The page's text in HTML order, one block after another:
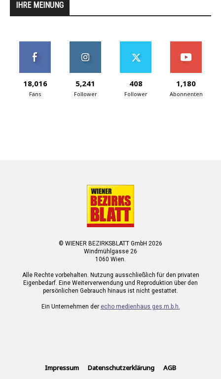
IHRE MEINUNG
18,016
Fans
5,241
Follower
408
Follower
1,180
Abonnenten
© WIENER BEZIRKSBLATT GmbH 2026
Windmühlgasse 26
1060 Wien.
Alle Rechte vorbehalten. Nutzung ausschließlich für den privaten
Eigenbedarf. Eine Weiterverwendung und Reproduktion über den
persönlichen Gebrauch hinaus ist nicht gestattet.
Ein Unternehmen der echo medienhaus ges.m.b.h.
Impressum Datenschutzerklärung AGB